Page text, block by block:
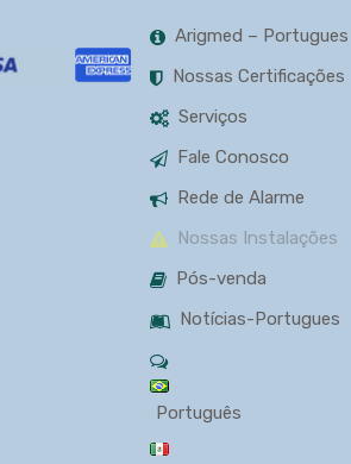
Arigmed – Portugues
Nossas Certificações
Serviços
Fale Conosco
Rede de Alarme
Nossas Instalações
Pós-venda
Notícias-Portugues
Português